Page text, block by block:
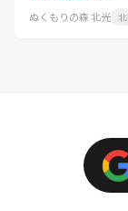
ぬくもりの森 北光